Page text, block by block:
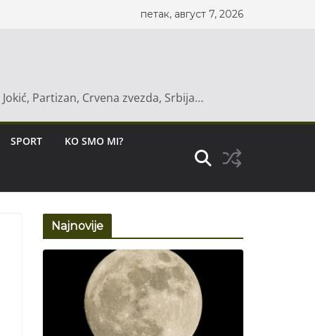
петак, август 7, 2026
Partizan, Crvena zvezda, Srbija…
SPORT KO SMO MI?
Najnovije